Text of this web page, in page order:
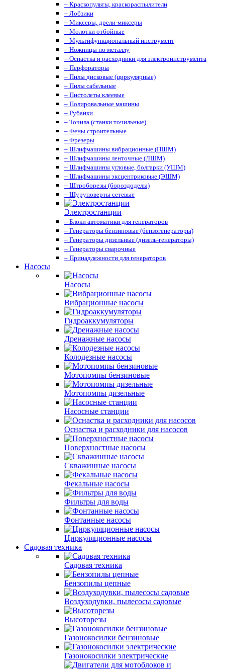
– Краскопульты, краскораспылители
– Лобзики
– Миксеры, дрели-миксеры
– Молотки отбойные
– Мультифункциональный инструмент
– Ножницы по металлу
– Оснастка и расходники для электроинструмента
– Перфораторы
– Пилы дисковые (циркулярные)
– Пилы сабельные
– Пистолеты клеевые
– Полировальные машины
– Рубанки
– Точила (станки точильные)
– Фены строительные
– Фрезеры
– Шлифмашины вибрационные (ПШМ)
– Шлифмашины ленточные (ЛШМ)
– Шлифмашины угловые, болгарки (УШМ)
– Шлифмашины эксцентриковые (ЭШМ)
– Штроборезы (бороздоделы)
– Шуруповерты сетевые
Электростанции
– Блоки автоматики для генераторов
– Генераторы бензиновые (бензогенераторы)
– Генераторы дизельные (дизель-генераторы)
– Генераторы сварочные
– Принадлежности для генераторов
Насосы
Насосы
Вибрационные насосы
Гидроаккумуляторы
Дренажные насосы
Колодезные насосы
Мотопомпы бензиновые
Мотопомпы дизельные
Насосные станции
Оснастка и расходники для насосов
Поверхностные насосы
Скважинные насосы
Фекальные насосы
Фильтры для воды
Фонтанные насосы
Циркуляционные насосы
Садовая техника
Садовая техника
Бензопилы цепные
Воздуходувки, пылесосы садовые
Высоторезы
Газонокосилки бензиновые
Газонокосилки электрические